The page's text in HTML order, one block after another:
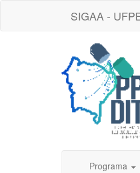
SIGAA -
Programa